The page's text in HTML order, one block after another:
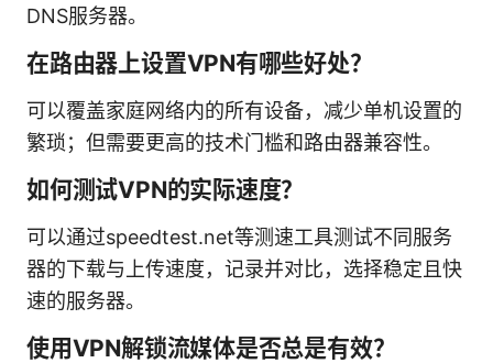
DNS服务器。
在路由器上设置VPN有哪些好处？
可以覆盖家庭网络内的所有设备，减少单机设置的
繁琐；但需要更高的技术门槛和路由器兼容性。
如何测试VPN的实际速度？
可以通过speedtest.net等测速工具测试不同服务
器的下载与上传速度，记录并对比，选择稳定且快
速的服务器。
使用VPN解锁流媒体是否总是有效？